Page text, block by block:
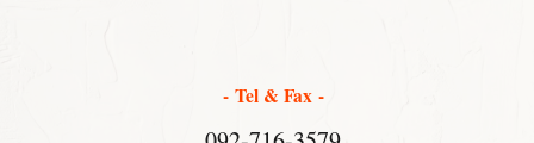
- Tel & Fax -